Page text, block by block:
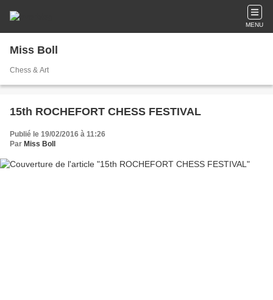
MENU
Miss Boll
Chess & Art
15th ROCHEFORT CHESS FESTIVAL
Publié le 19/02/2016 à 11:26
Par Miss Boll